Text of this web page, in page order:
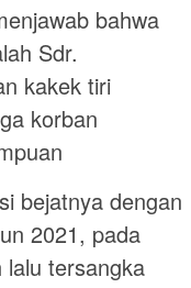
bahwa
Sdr.
kakek tiri
korban
bejatnya dengan
2021, pada
tersangka